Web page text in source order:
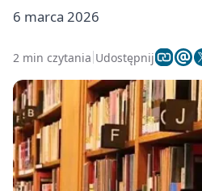
6 marca 2026
2 min czytania Udostępnij